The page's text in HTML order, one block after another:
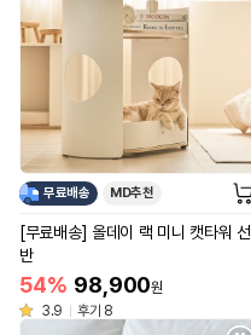
무료배송 MD추천
[무료배송] 올데이 랙 미니 캣타워 선
반
54% 98,900원
3.9
후기 8